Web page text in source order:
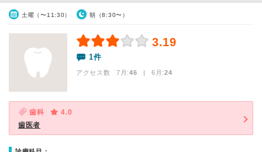
土曜（〜11:30） 朝（8:30〜）
3.19
1件
アクセス数 7月:46 | 6月:24
歯科
4.0
歯医者